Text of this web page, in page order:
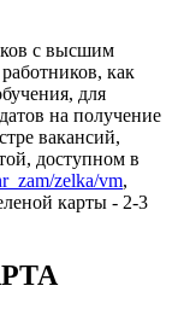
с высшим
как
для
на получение
вакансий,
доступном в
zelka/vm,
карты - 2-3